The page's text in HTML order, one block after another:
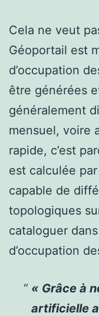
Cela ne veut
Géoportail est
d’occupation
être générées
généralement
mensuel, voire
rapide, c’est
est calculée
capable de
topologiques
cataloguer
d’occupation
« Grâce à
artificielle